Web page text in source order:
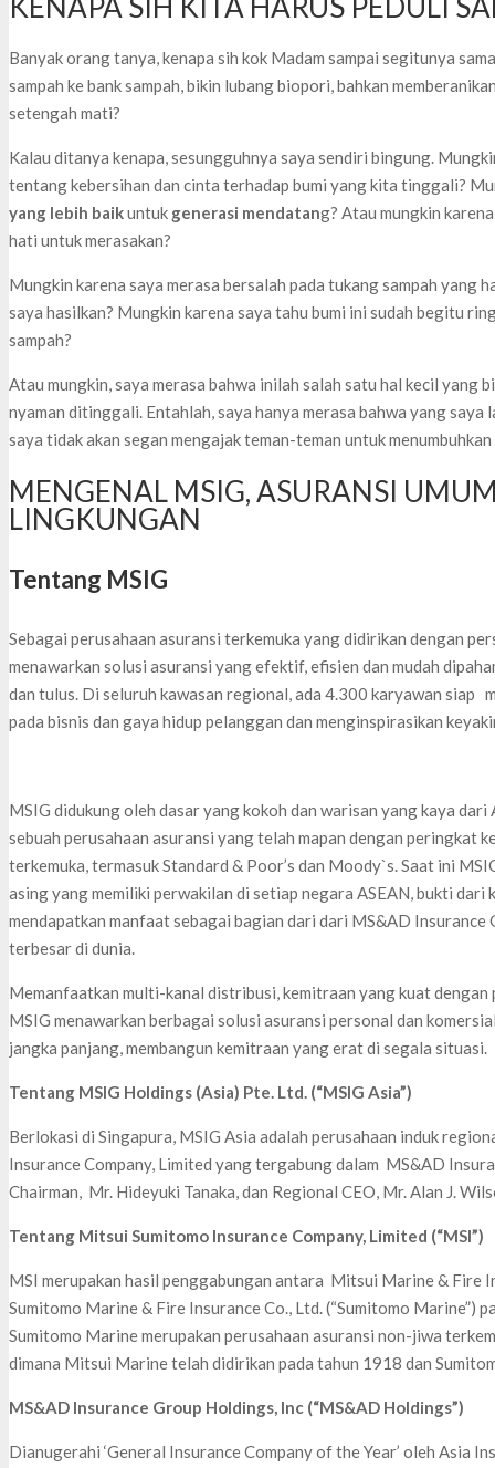
Banyak orang tanya, kenapa sih kok Madam sampai segitunya
sampah ke bank sampah, bikin lubang biopori, bahkan
setengah mati?
Kalau ditanya kenapa, sesungguhnya saya sendiri bingung.
tentang kebersihan dan cinta terhadap bumi yang kita tinggali?
yang lebih baikuntuk generasi mendatang? Atau mungkin
hati untuk merasakan?
Mungkin karena saya merasa bersalah pada tukang sampah yang
saya hasilkan? Mungkin karena saya tahu bumi ini sudah begitu
sampah?
Atau mungkin, saya merasa bahwa inilah salah satu hal kecil yang
nyaman ditinggali. Entahlah, saya hanya merasa bahwa yang saya
saya tidak akan segan mengajak teman-teman untuk
MENGENAL MSIG, ASURANSI
LINGKUNGAN
Tentang MSIG
Sebagai perusahaan asuransi terkemuka yang didirikan dengan
menawarkan solusi asuransi yang efektif, efisien dan mudah
dan tulus. Di seluruh kawasan regional, ada 4.300 karyawan siap
pada bisnis dan gaya hidup pelanggan dan menginspirasikan
MSIG didukung oleh dasar yang kokoh dan warisan yang kaya
sebuah perusahaan asuransi yang telah mapan dengan peringkat
terkemuka, termasuk Standard & Poor’s dan Moody`s. Saat ini
asing yang memiliki perwakilan di setiap negara ASEAN, bukti dari
mendapatkan manfaat sebagai bagian dari dari MS&AD Insurance
terbesar di dunia.
Memanfaatkan multi-kanal distribusi, kemitraan yang kuat
MSIG menawarkan berbagai solusi asuransi personal dan
jangka panjang, membangun kemitraan yang erat di segala situasi.
Tentang MSIG Holdings (Asia) Pte. Ltd. (“MSIG Asia”)
Berlokasi di Singapura, MSIG Asia adalah perusahaan induk
Insurance Company, Limited yang tergabung dalam MS&AD
Chairman, Mr. Hideyuki Tanaka, dan Regional CEO, Mr. Alan J.
Tentang Mitsui Sumitomo Insurance Company, Limited (“MSI”)
MSI merupakan hasil penggabungan antara Mitsui Marine & Fire
Sumitomo Marine & Fire Insurance Co., Ltd. (“Sumitomo Marine”)
Sumitomo Marine merupakan perusahaan asuransi non-jiwa
dimana Mitsui Marine telah didirikan pada tahun 1918 dan
MS&AD Insurance Group Holdings, Inc (“MS&AD Holdings”)
Dianugerahi ‘General Insurance Company of the Year’ oleh Asia